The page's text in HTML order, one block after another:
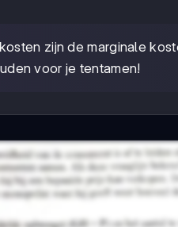
zijn de marginale
voor je tentamen!